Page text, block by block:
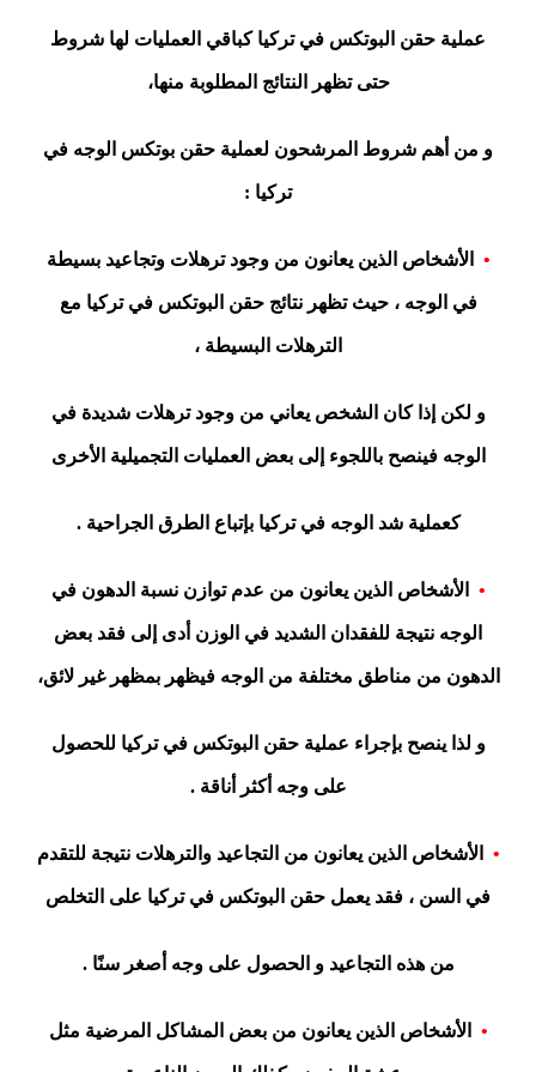
عملية حقن البوتكس في تركيا كباقي العمليات لها شروط
حتى تظهر النتائج المطلوبة منها،
و من أهم شروط المرشحون لعملية حقن بوتكس الوجه في
تركيا :
• الأشخاص الذين يعانون من وجود ترهلات وتجاعيد بسيطة
في الوجه ، حيث تظهر نتائج حقن البوتكس في تركيا مع
الترهلات البسيطة ،
و لكن إذا كان الشخص يعاني من وجود ترهلات شديدة في
الوجه فينصح باللجوء إلى بعض العمليات التجميلية الأخرى
كعملية شد الوجه في تركيا بإتباع الطرق الجراحية .
• الأشخاص الذين يعانون من عدم توازن نسبة الدهون في
الوجه نتيجة للفقدان الشديد في الوزن أدى إلى فقد بعض
الدهون من مناطق مختلفة من الوجه فيظهر بمظهر غير لائق،
و لذا ينصح بإجراء عملية حقن البوتكس في تركيا للحصول
على وجه أكثر أناقة .
• الأشخاص الذين يعانون من التجاعيد والترهلات نتيجة للتقدم
في السن ، فقد يعمل حقن البوتكس في تركيا على التخلص
من هذه التجاعيد و الحصول على وجه أصغر سنًا .
• الأشخاص الذين يعانون من بعض المشاكل المرضية مثل